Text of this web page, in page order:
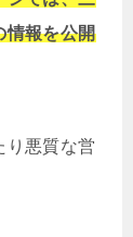
情報を公開
り悪質な営